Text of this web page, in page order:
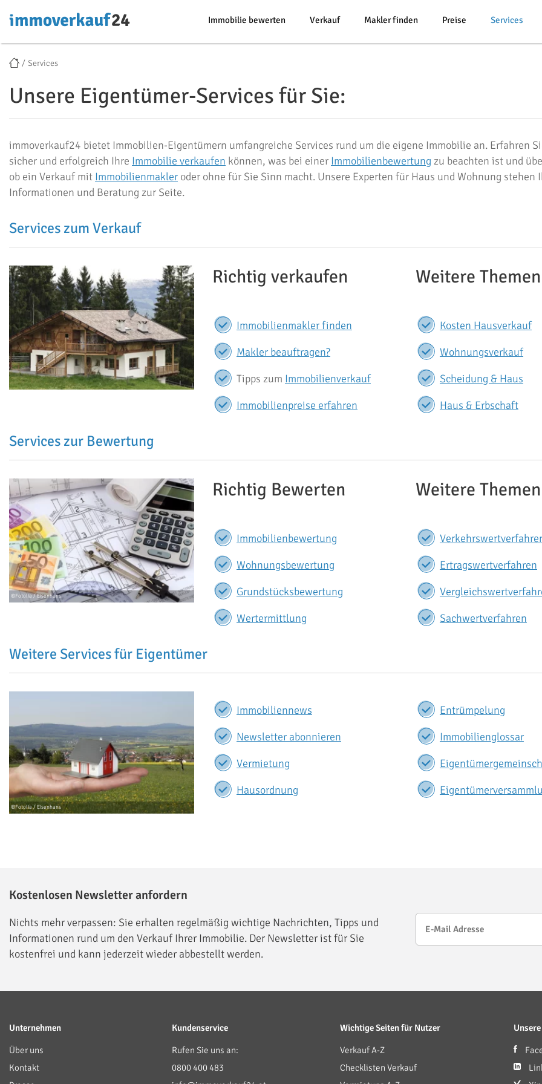
Immobilie bewerten Verkauf Makler finden Preise Services
Services
Unsere Eigentümer-Services für Sie:
immoverkauf24 bietet Immobilien-Eigentümern umfangreiche Services rund um die eigene Immobilie an. Erfahren
sicher und erfolgreich Ihre Immobilie verkaufen können, was bei einer Immobilienbewertungzu beachten ist und
ob ein Verkauf mit Immobilienmakler oder ohne für Sie Sinn macht. Unsere Experten für Haus und Wohnung stehen
Informationen und Beratung zur Seite.
Services zum Verkauf
Richtig verkaufen
Immobilienmakler finden
Makler beauftragen?
Tipps zum Immobilienverkauf
Immobilienpreise erfahren
Weitere Themen
Kosten Hausverkauf
Wohnungsverkauf
Scheidung & Haus
Haus & Erbschaft
Services zur Bewertung
Richtig Bewerten
Immobilienbewertung
Wohnungsbewertung
Grundstücksbewertung
Wertermittlung
Weitere Themen
Ertragswertverfahren
Sachwertverfahren
Weitere Services für Eigentümer
Immobiliennews
Newsletter abonnieren
Vermietung
Hausordnung
Entrümpelung
Immobilienglossar
Kostenlosen Newsletter anfordern
Nichts mehr verpassen: Sie erhalten regelmäßig wichtige Nachrichten, Tipps und
Informationen rund um den Verkauf Ihrer Immobilie. Der Newsletter ist für Sie
kostenfrei und kann jederzeit wieder abbestellt werden.
Unternehmen
Über uns
Kontakt
Kundenservice
Rufen Sie uns an:
0800 400 483
Wichtige Seiten für Nutzer
Verkauf A-Z
Checklisten Verkauf